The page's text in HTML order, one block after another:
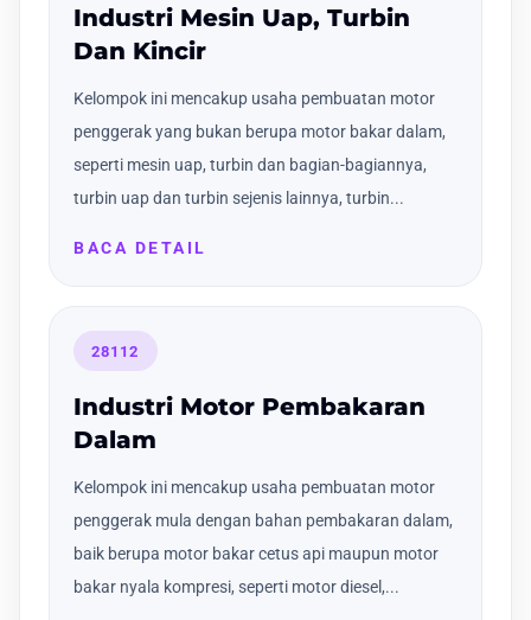
Industri Mesin Uap, Turbin
Dan Kincir
Kelompok ini mencakup usaha pembuatan motor
penggerak yang bukan berupa motor bakar dalam,
seperti mesin uap, turbin dan bagian-bagiannya,
turbin uap dan turbin sejenis lainnya, turbin...
BACA DETAIL
28112
Industri Motor Pembakaran
Dalam
Kelompok ini mencakup usaha pembuatan motor
penggerak mula dengan bahan pembakaran dalam,
baik berupa motor bakar cetus api maupun motor
bakar nyala kompresi, seperti motor diesel,...